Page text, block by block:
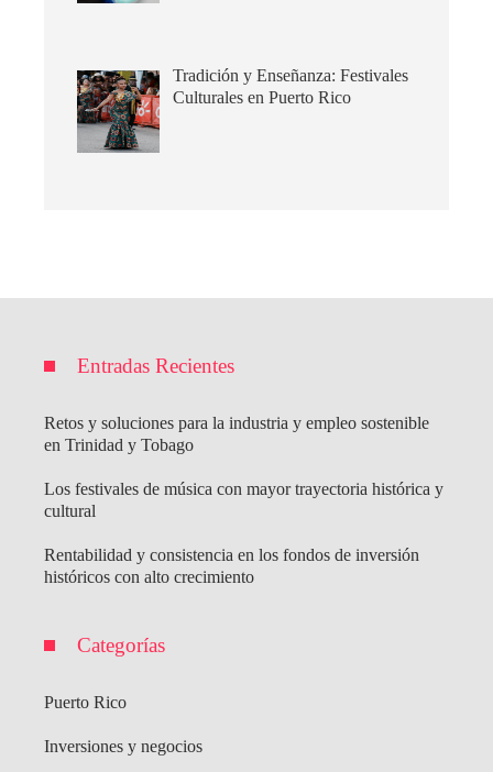
Tradición y Enseñanza: Festivales
Culturales en Puerto Rico
Entradas Recientes
Retos y soluciones para la industria y empleo sostenible
en Trinidad y Tobago
Los festivales de música con mayor trayectoria histórica y
cultural
Rentabilidad y consistencia en los fondos de inversión
históricos con alto crecimiento
Categorías
Puerto Rico
Inversiones y negocios